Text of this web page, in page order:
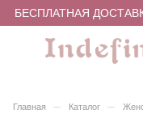
БЕСПЛАТНАЯ
Главная – Каталог –